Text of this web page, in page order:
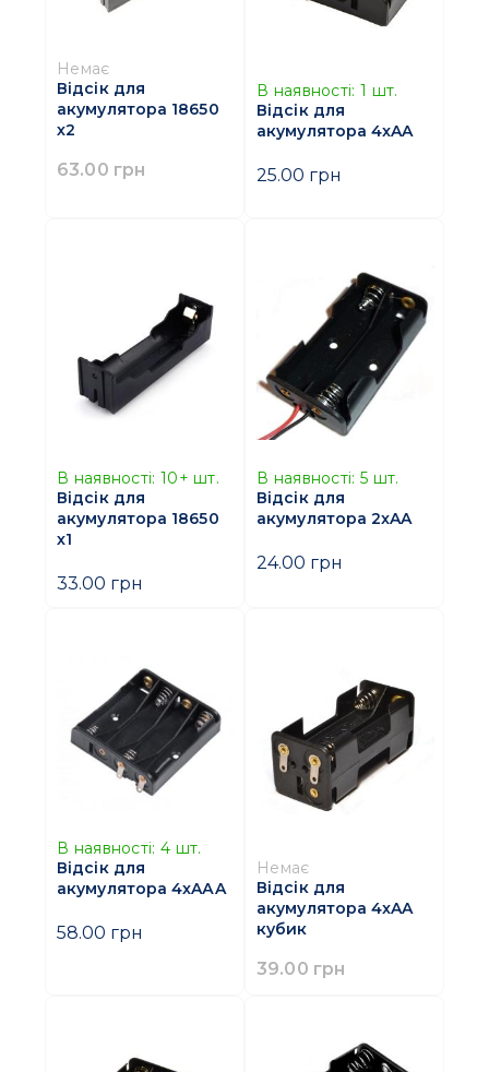
Немає
Відсік для
акумулятора 18650
х2
63.00 грн
В наявності: 1 шт.
Відсік для
акумулятора 4xAA
25.00 грн
В наявності: 10+ шт.
Відсік для
акумулятора 18650
х1
33.00 грн
В наявності: 5 шт.
Відсік для
акумулятора 2xAA
24.00 грн
В наявності: 4 шт.
Відсік для
акумулятора 4xAАA
58.00 грн
Немає
Відсік для
акумулятора 4xAA
кубик
39.00 грн